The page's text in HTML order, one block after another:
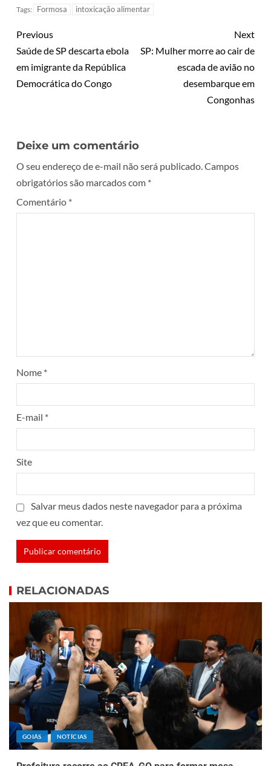
Tags: Formosa intoxicação alimentar
Previous
Saúde de SP descarta ebola
em imigrante da República
Democrática do Congo
Next
SP: Mulher morre ao cair de
escada de avião no
desembarque em
Congonhas
Deixe um comentário
O seu endereço de e-mail não será publicado.Campos
obrigatórios são marcados com *
Comentário *
Nome *
E-mail *
Site
Salvar meus dados neste navegador para a próxima
vez que eu comentar.
RELACIONADAS
GOIÁS NOTÍCIAS